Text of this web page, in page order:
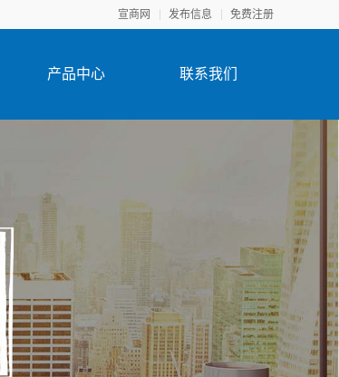
宣商网 发布信息 免费注册
产品中心 联系我们